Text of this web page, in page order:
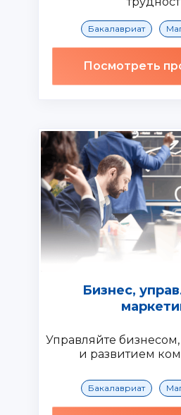
Бакалавриат
Посмотреть
Бакалавриат
Бизнес,
Управляйте
и развитием